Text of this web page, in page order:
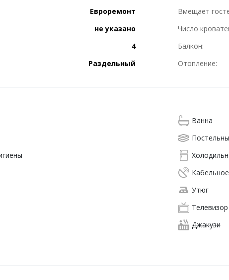
Евроремонт Вмещает
не указано Число
4 Балкон:
Раздельный Отопление:
Ванна
Утюг
Телевизор
Джакузи